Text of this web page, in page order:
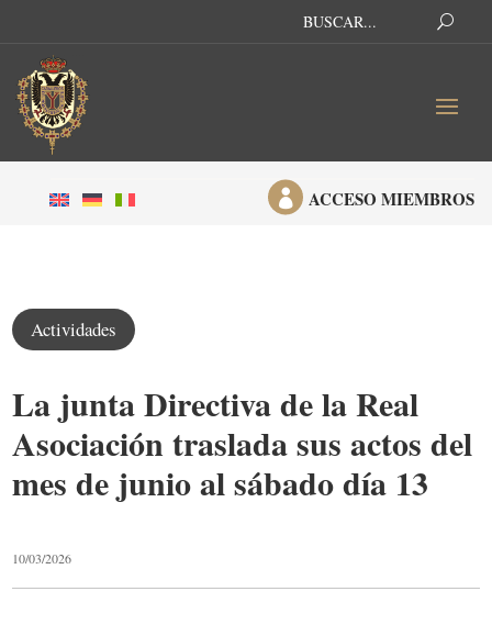
 ACCESO MIEMBROS
Actividades
La junta Directiva de la Real
Asociación traslada sus actos del
mes de junio al sábado día 13
10/03/2026